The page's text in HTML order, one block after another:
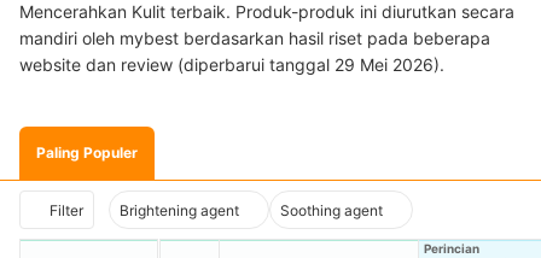
Mencerahkan Kulit terbaik. Produk-produk ini diurutkan secara
mandiri oleh mybest berdasarkan hasil riset pada beberapa
website dan review (diperbarui tanggal 29 Mei 2026).
Paling Populer
Filter Brightening agent Soothing agent
Perincian